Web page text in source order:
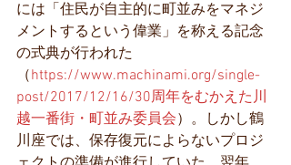
には「住民が自主的に町並みをマネジ
メントするという偉業」を称える記念
の式典が行われた
（https://www.machinami.org/single-
post/2017/12/16/30周年をむかえた川
越一番街・町並み委員会）。しかし鶴
川座では、保存復元によらないプロジ